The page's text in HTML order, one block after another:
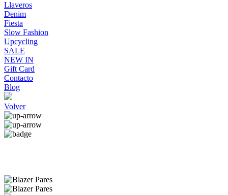
Llaveros
Denim
Fiesta
Slow Fashion
Upcycling
SALE
NEW IN
Gift Card
Contacto
Blog
Volver